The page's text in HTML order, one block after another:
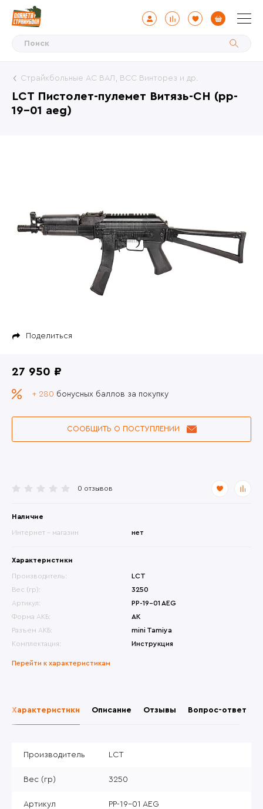
LCT Пистолет-пулемет Витязь-СН (pp-
19-01 aeg)
Страйкбольные АС ВАЛ, ВСС Винторез и др.
Поделиться
0 отзывов
Наличие
Интернет - магазин нет
Характеристики
Производитель:
LCT
Вес (гр):
3250
Артикул:
PP-19-01 AEG
Форма АКБ:
АК
Разъем АКБ:
mini Tamiya
Комплектация:
Инструкция
Перейти к характеристикам
27 950 ₽
+ 280 бонусных баллов за покупку
СООБЩИТЬ О ПОСТУПЛЕНИИ
Характеристики Описание Отзывы Вопрос-ответ
Производитель LCT
Вес (гр) 3250
Артикул PP-19-01 AEG